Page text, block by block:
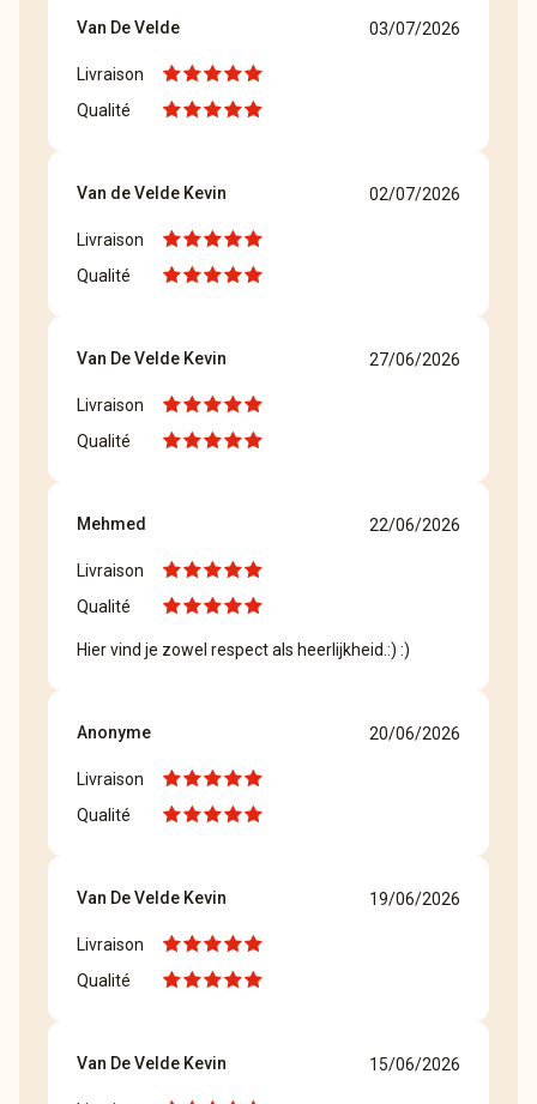
Van De Velde 03/07/2026
Livraison
Qualité
Van de Velde Kevin 02/07/2026
Livraison
Qualité
Van De Velde Kevin 27/06/2026
Livraison
Qualité
Mehmed 22/06/2026
Livraison
Qualité
Hier vind je zowel respect als heerlijkheid.:) :)
Anonyme 20/06/2026
Livraison
Qualité
Van De Velde Kevin 19/06/2026
Livraison
Qualité
Van De Velde Kevin 15/06/2026